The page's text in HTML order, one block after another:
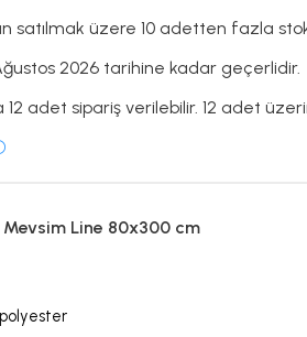
satılmak üzere 10 adetten fazla
2026 tarihine kadar geçerlidir.
adet sipariş verilebilir. 12 adet
Line 80x300 cm